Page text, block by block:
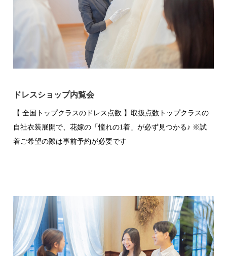
ドレスショップ内覧会
【 全国トップクラスのドレス点数 】取扱点数トップクラスの
自社衣装展開で、花嫁の「憧れの1着」が必ず見つかる♪ ※試
着ご希望の際は事前予約が必要です